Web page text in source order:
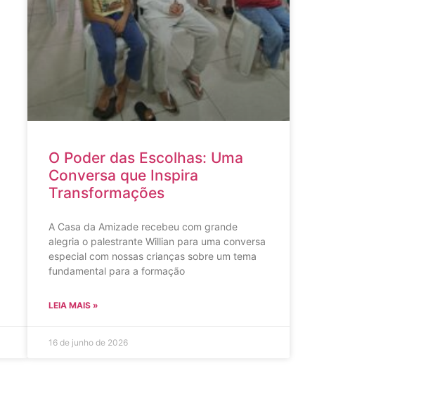
O Poder das Escolhas: Uma
Conversa que Inspira
Transformações
A Casa da Amizade recebeu com grande
alegria o palestrante Willian para uma conversa
especial com nossas crianças sobre um tema
fundamental para a formação
LEIA MAIS »
16 de junho de 2026